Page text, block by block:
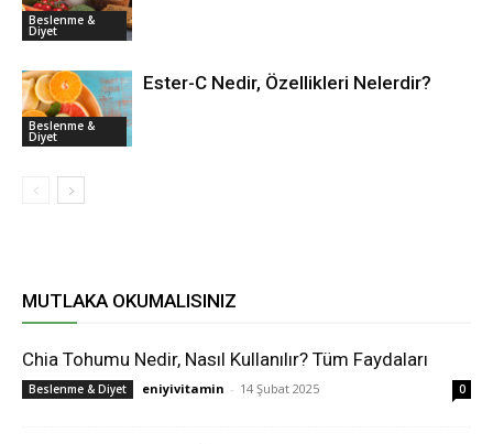
Beslenme &
Diyet
Beslenme &
Diyet
Ester-C Nedir, Özellikleri Nelerdir?
MUTLAKA OKUMALISINIZ
Chia Tohumu Nedir, Nasıl Kullanılır? Tüm Faydaları
Beslenme & Diyet eniyivitamin - 14 Şubat 2025 0